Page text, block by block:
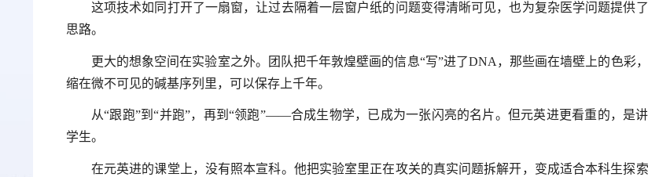
这项技术如同打开了一扇窗，让过去隔着一层窗户纸的问题变得清晰可见，也为复杂医学问题提供
思路。
更大的想象空间在实验室之外。团队把千年敦煌壁画的信息“写”进了DNA，那些画在墙壁上的色彩
缩在微不可见的碱基序列里，可以保存上千年。
从“跟跑”到“并跑”，再到“领跑”——合成生物学，已成为一张闪亮的名片。但元英进更看重的，是
学生。
在元英进的课堂上，没有照本宣科。他把实验室里正在攻关的真实问题拆解开，变成适合本科生探